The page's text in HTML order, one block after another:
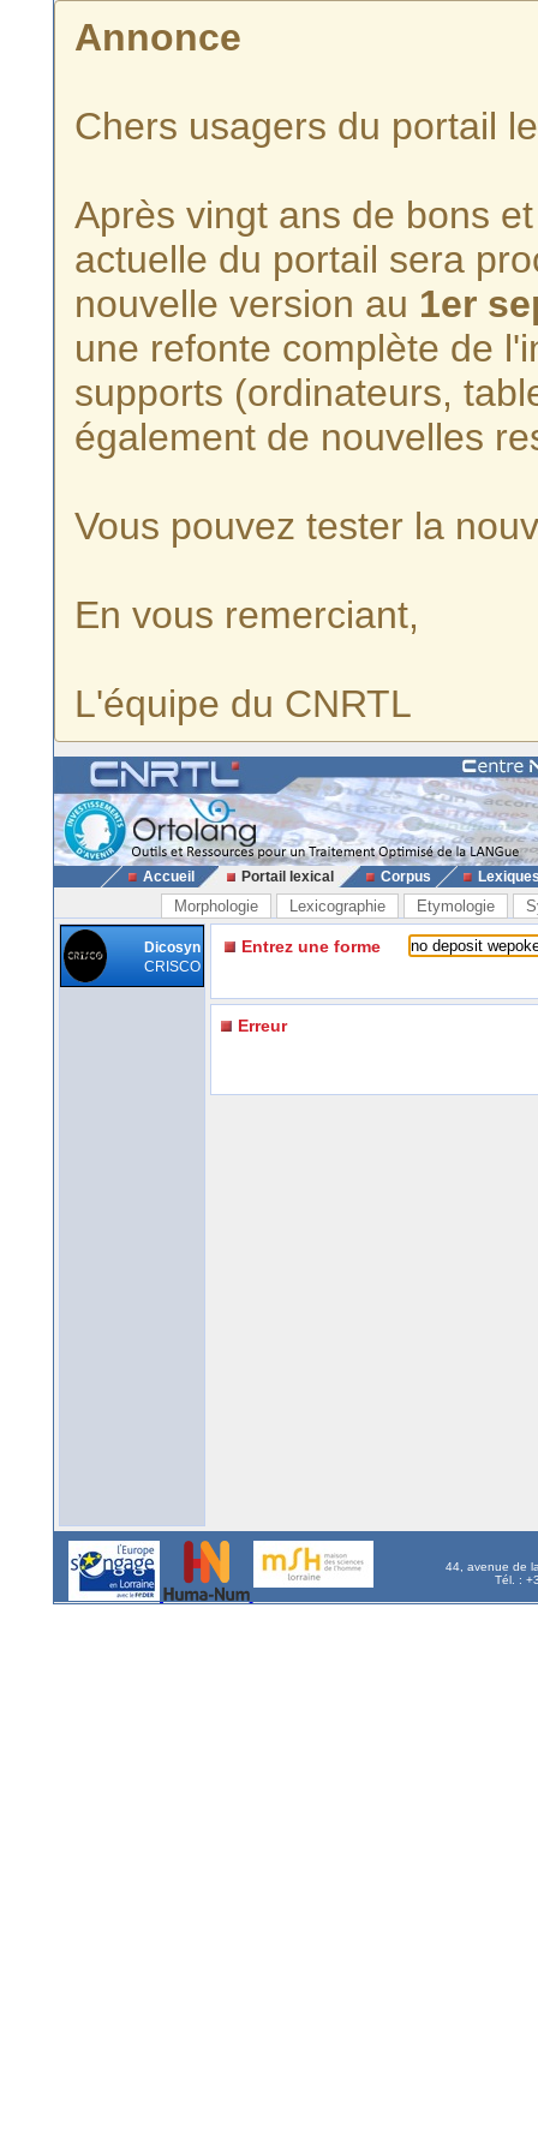
Annonce
Chers usagers du portail
Après vingt ans de bons
actuelle du portail sera
nouvelle version au 1er
une refonte complète de
supports (ordinateurs,
également de nouvelles
Vous pouvez tester la
En vous remerciant,
L'équipe du CNRTL
Accueil Portail lexical Corpus
Morphologie Lexicographie Etymologie
Dicosyn
CRISCO
Entrez une forme
Erreur
44, avenue de
Tél. :